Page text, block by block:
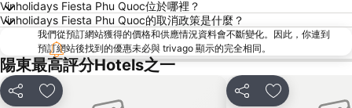
Vinholidays Fiesta Phu Quoc位於哪裡？
Vinholidays Fiesta Phu Quoc的取消政策是什麼？
我們從預訂網站獲得的價格和供應情況資料會不斷變化。因此，你連到
預訂網站後找到的優惠未必與 trivago 顯示的完全相同。
陽東最高評分Hotels之一
分享 放到收藏夾 分享 放到收藏夾